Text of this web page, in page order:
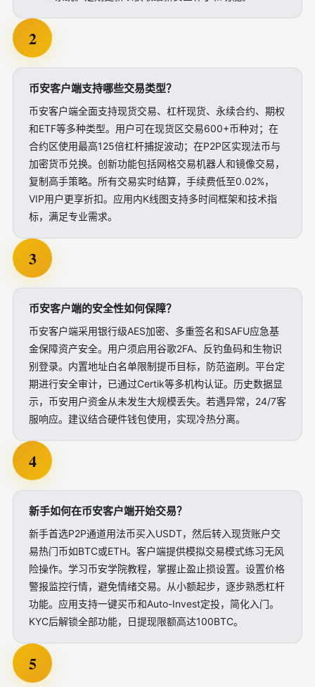
2
币安客户端支持哪些交易类型？
币安客户端全面支持现货交易、杠杆现货、永续合约、期权
和ETF等多种类型。用户可在现货区交易600+币种对；在
合约区使用最高125倍杠杆捕捉波动；在P2P区实现法币与
加密货币兑换。创新功能包括网格交易机器人和镜像交易，
复制高手策略。所有交易实时结算，手续费低至0.02%，
VIP用户更享折扣。应用内K线图支持多时间框架和技术指
标，满足专业需求。
3
币安客户端的安全性如何保障？
币安客户端采用银行级AES加密、多重签名和SAFU应急基
金保障资产安全。用户须启用谷歌2FA、反钓鱼码和生物识
别登录。内置地址白名单限制提币目标，防范盗刷。平台定
期进行安全审计，已通过Certik等多机构认证。历史数据显
示，币安用户资金从未发生大规模丢失。若遇异常，24/7客
服响应。建议结合硬件钱包使用，实现冷热分离。
4
新手如何在币安客户端开始交易？
新手首选P2P通道用法币买入USDT，然后转入现货账户交
易热门币如BTC或ETH。客户端提供模拟交易模式练习无风
险操作。学习币安学院教程，掌握止盈止损设置。设置价格
警报监控行情，避免情绪交易。从小额起步，逐步熟悉杠杆
功能。应用支持一键买币和Auto-Invest定投，简化入门。
KYC后解锁全部功能，日提现限额高达100BTC。
5